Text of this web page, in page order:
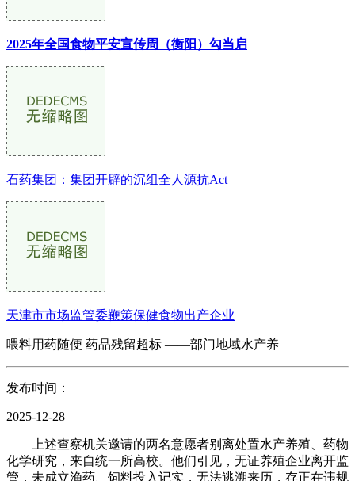
2025年全国食物平安宣传周（衡阳）勾当启
石药集团：集团开辟的沉组全人源抗Act
天津市市场监管委鞭策保健食物出产企业
喂料用药随便 药品残留超标 ——部门地域水产养
发布时间：
2025-12-28
上述查察机关邀请的两名意愿者别离处置水产养殖、药物
化学研究，来自统一所高校。他们引见，无证养殖企业离开监
管，未成立渔药、饲料投入记实，无法逃溯来历，存正在违规